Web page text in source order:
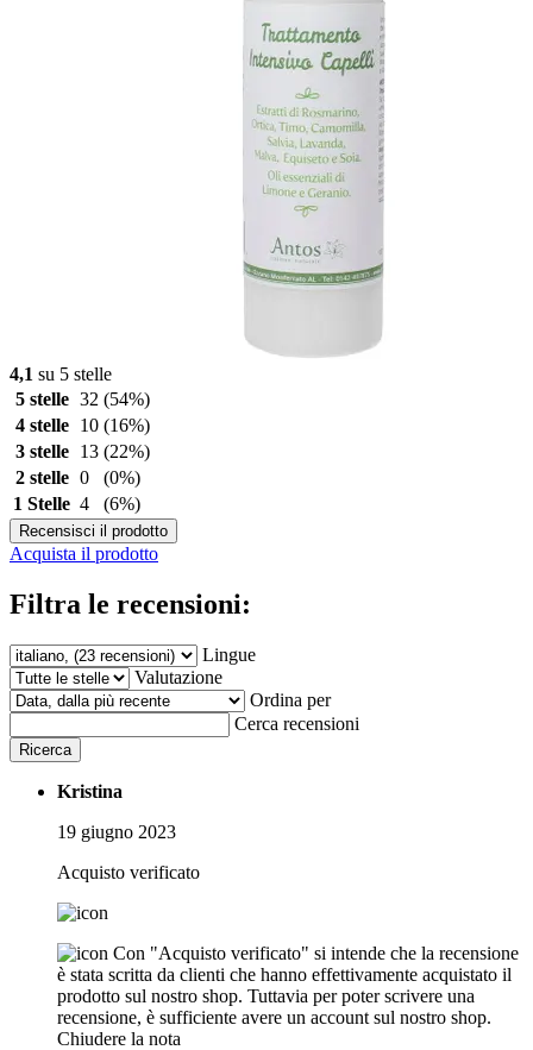
4,1 su 5 stelle
5 stelle 32 (54%)
4 stelle
10 (16%)
3 stelle
13 (22%)
2 stelle 0
(0%)
1 Stelle 4 (6%)
Recensisci il prodotto
Acquista il prodotto
Filtra le recensioni:
Lingue
Valutazione
Ordina per
Cerca recensioni
Ricerca
Kristina
19 giugno 2023
Acquisto verificato
Con "Acquisto verificato" si intende che la recensione
è stata scritta da clienti che hanno effettivamente acquistato il
prodotto sul nostro shop. Tuttavia per poter scrivere una
recensione, è sufficiente avere un account sul nostro shop.
Chiudere la nota